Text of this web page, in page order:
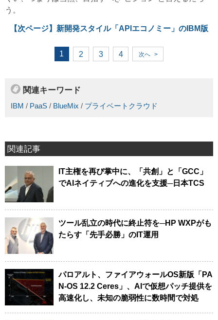
う。
【次ページ】 新開発スタイル「APIエコノミー」のIBM版
1 2 3 4 次へ >
関連キーワード
IBM / PaaS / BlueMix / プライベートクラウド
関連記事
IT主権を再び掌中に、「共創」と「GCC」
でAIネイティブへの進化を支援─日本TCS
ツール乱立の時代に終止符を─HP WXPがも
たらす「先手必勝」のIT運用
パロアルト、ファイアウォールOS新版「PA
N-OS 12.2 Ceres」、AIで仮想パッチ提供を
高速化し、未知の脆弱性に数時間で対処